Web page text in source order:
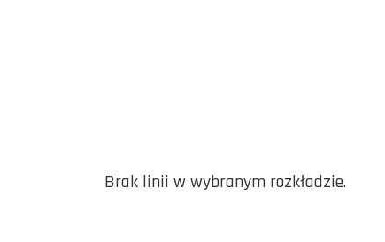
Brak linii w wybranym rozkładzie.